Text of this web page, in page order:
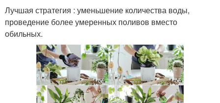
Лучшая стратегия : уменьшение количества воды,
проведение более умеренных поливов вместо
обильных.